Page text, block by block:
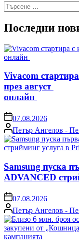
Търсене
за:
Последни
Vivacom
през август
онлайн
on07.08.2026
Posted
by
Петър Ангелов -
Samsung пуска
ADVANCED
on07.08.2026
Posted
by
Петър Ангелов -